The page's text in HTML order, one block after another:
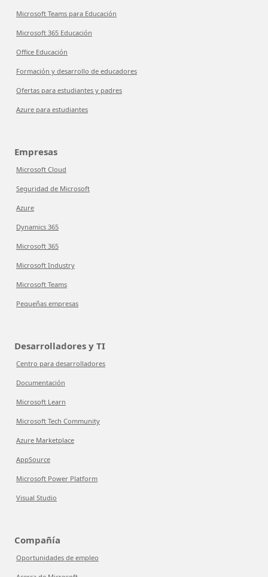
Microsoft Teams para Educación
Microsoft 365 Educación
Office Educación
Formación y desarrollo de educadores
Ofertas para estudiantes y padres
Azure para estudiantes
Empresas
Microsoft Cloud
Seguridad de Microsoft
Azure
Dynamics 365
Microsoft 365
Microsoft Industry
Microsoft Teams
Pequeñas empresas
Desarrolladores y TI
Centro para desarrolladores
Documentación
Microsoft Learn
Microsoft Tech Community
Azure Marketplace
AppSource
Microsoft Power Platform
Visual Studio
Compañía
Oportunidades de empleo